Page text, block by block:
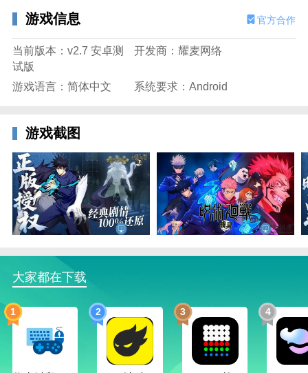
卡。
战灵手游官方版简介
战灵官方正版是由动漫衍生而来的游戏，是非常经典好
玩的二次元卡牌手游，咒术里的经典角色形象和技能都
很还原，体验超还原、超沉浸的冒险旅程，与角色一同
游戏信息 官方合作
当前版本：v2.7 安卓测
试版
开发商：耀麦网络
游戏语言：简体中文 系统要求：Android
游戏截图
大家都在下载
1 2 3 4